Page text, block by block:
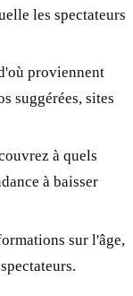
les spectateurs
proviennent
suggérées, sites
à quels
à baisser
sur l'âge,